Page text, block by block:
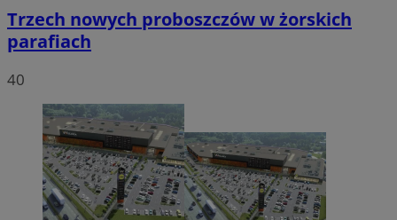
Trzech nowych proboszczów w żorskich
parafiach
40